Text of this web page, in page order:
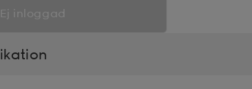
Ej inloggad